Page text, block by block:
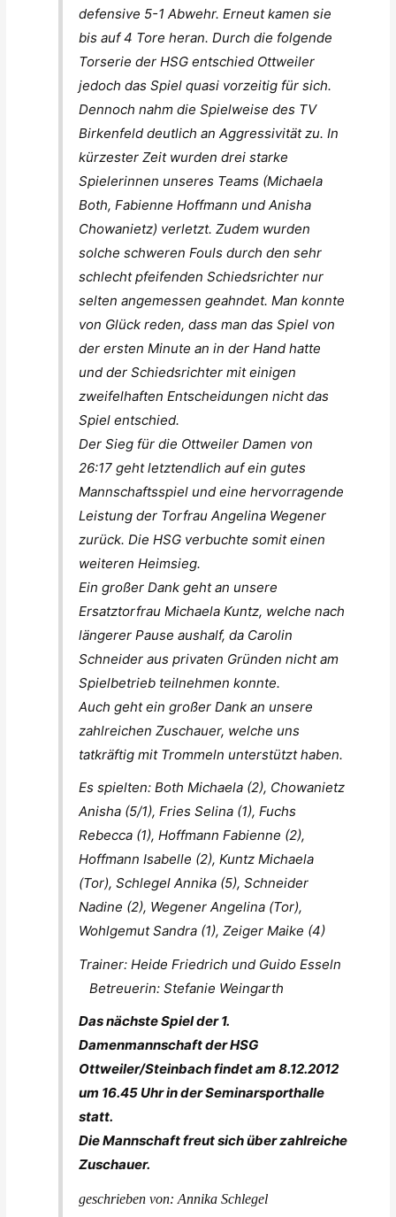
defensive 5-1 Abwehr. Erneut kamen sie
bis auf 4 Tore heran. Durch die folgende
Torserie der HSG entschied Ottweiler
jedoch das Spiel quasi vorzeitig für sich.
Dennoch nahm die Spielweise des TV
Birkenfeld deutlich an Aggressivität zu. In
kürzester Zeit wurden drei starke
Spielerinnen unseres Teams (Michaela
Both, Fabienne Hoffmann und Anisha
Chowanietz) verletzt. Zudem wurden
solche schweren Fouls durch den sehr
schlecht pfeifenden Schiedsrichter nur
selten angemessen geahndet. Man konnte
von Glück reden, dass man das Spiel von
der ersten Minute an in der Hand hatte
und der Schiedsrichter mit einigen
zweifelhaften Entscheidungen nicht das
Spiel entschied.
Der Sieg für die Ottweiler Damen von
26:17 geht letztendlich auf ein gutes
Mannschaftsspiel und eine hervorragende
Leistung der Torfrau Angelina Wegener
zurück. Die HSG verbuchte somit einen
weiteren Heimsieg.
Ein großer Dank geht an unsere
Ersatztorfrau Michaela Kuntz, welche nach
längerer Pause aushalf, da Carolin
Schneider aus privaten Gründen nicht am
Spielbetrieb teilnehmen konnte.
Auch geht ein großer Dank an unsere
zahlreichen Zuschauer, welche uns
tatkräftig mit Trommeln unterstützt haben.
Es spielten: Both Michaela (2), Chowanietz
Anisha (5/1), Fries Selina (1), Fuchs
Rebecca (1), Hoffmann Fabienne (2),
Hoffmann Isabelle (2), Kuntz Michaela
(Tor), Schlegel Annika (5), Schneider
Nadine (2), Wegener Angelina (Tor),
Wohlgemut Sandra (1), Zeiger Maike (4)
Trainer: Heide Friedrich und Guido Esseln
Betreuerin: Stefanie Weingarth
Das nächste Spiel der 1.
Damenmannschaft der HSG
Ottweiler/Steinbach findet am 8.12.2012
um 16.45 Uhr in der Seminarsporthalle
statt.
Die Mannschaft freut sich über zahlreiche
Zuschauer.
geschrieben von: Annika Schlegel